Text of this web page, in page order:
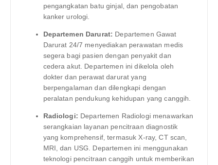
pengangkatan batu ginjal, dan pengobatan
kanker urologi.
Departemen Darurat: Departemen Gawat
Darurat 24/7 menyediakan perawatan medis
segera bagi pasien dengan penyakit dan
cedera akut. Departemen ini dikelola oleh
dokter dan perawat darurat yang
berpengalaman dan dilengkapi dengan
peralatan pendukung kehidupan yang canggih.
Radiologi: Departemen Radiologi menawarkan
serangkaian layanan pencitraan diagnostik
yang komprehensif, termasuk X-ray, CT scan,
MRI, dan USG. Departemen ini menggunakan
teknologi pencitraan canggih untuk memberikan